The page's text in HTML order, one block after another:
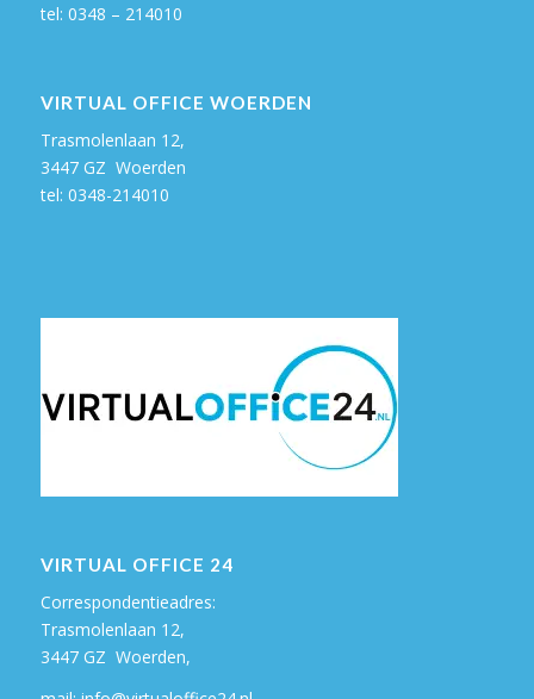
tel: 0348 – 214010
VIRTUAL OFFICE WOERDEN
Trasmolenlaan 12,
3447 GZ Woerden
tel: 0348-214010
VIRTUAL OFFICE 24
Correspondentieadres:
Trasmolenlaan 12,
3447 GZ Woerden,